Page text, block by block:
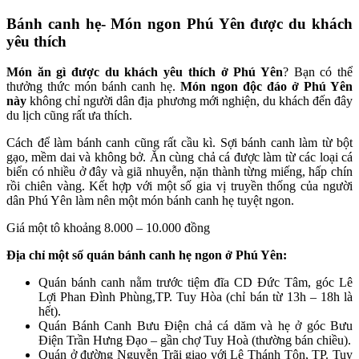
Bánh canh hẹ- Món ngon Phú Yên được du khách
yêu thích
Món ăn gì được du khách yêu thích ở Phú Yên? Bạn có thể
thưởng thức món bánh canh hẹ. Món ngon độc đáo ở Phú Yên
nàykhông chỉ người dân địa phương mới nghiện, du khách đến đây
du lịch cũng rất ưa thích.
Cách để làm bánh canh cũng rất cầu kì. Sợi bánh canh làm từ bột
gạo, mềm dai và không bở. Ăn cùng chả cá được làm từ các loại cá
biển có nhiều ở đây và giã nhuyễn, nặn thành từng miếng, hấp chín
rồi chiên vàng. Kết hợp với một số gia vị truyền thống của người
dân Phú Yên làm nên một món bánh canh hẹ tuyệt ngon.
Giá một tô khoảng 8.000 – 10.000 đồng
Địa chỉ một số quán bánh canh hẹ ngon ở Phú Yên:
Quán bánh canh nằm trước tiệm đĩa CD Đức Tâm, góc Lê
Lợi Phan Đình Phùng,TP. Tuy Hòa (chỉ bán từ 13h – 18h là
hết).
Quán Bánh Canh Bưu Điện chả cá dăm và hẹ ở góc Bưu
Điện Trần Hưng Đạo – gần chợ Tuy Hoà (thường bán chiều).
Quán ở đường Nguyễn Trãi giao với Lê Thánh Tôn, TP. Tuy